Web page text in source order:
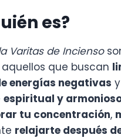
es?
Varitas de Incienso
que buscan
energías negativas
espiritual y
tu concentración,
relajarte después